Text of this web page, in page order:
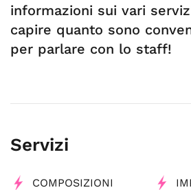
informazioni sui vari
capire quanto sono
per parlare con lo staff!
Servizi
COMPOSIZIONI